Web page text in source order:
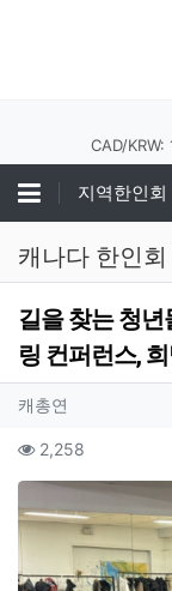
CAD/KRW:
지역한인회
캐나다 한인회
길을 찾는 청년
링 컨퍼런스,
작성자 정보
캐총연
컨텐츠 정보
2,258
본문